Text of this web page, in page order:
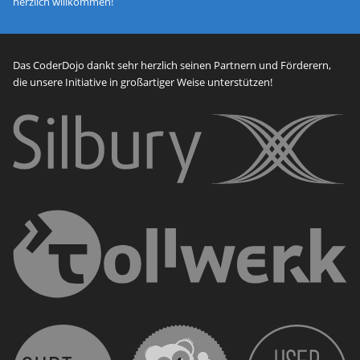
Das CoderDojo dankt sehr herzlich seinen Partnern und Förderern,
die unsere Initiative in großartiger Weise unterstützen!